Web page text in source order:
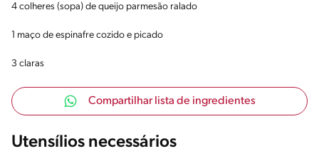
4 colheres (sopa) de queijo parmesão ralado
1 maço de espinafre cozido e picado
3 claras
Compartilhar lista de ingredientes
Utensílios necessários